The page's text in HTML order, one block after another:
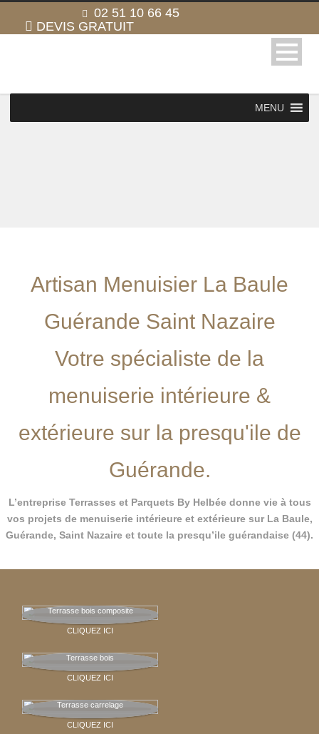
02 51 10 66 45
DEVIS GRATUIT
MENU
Artisan Menuisier La Baule
Guérande Saint Nazaire
Votre spécialiste de la
menuiserie intérieure &
extérieure sur la presqu'ile de
Guérande.
L’entreprise Terrasses et Parquets By Helbée donne vie à tous
vos projets de menuiserie intérieure et extérieure sur La Baule,
Guérande, Saint Nazaire et toute la presqu’ile guérandaise (44).
Terrasse bois composite
CLIQUEZ ICI
Terrasse bois
CLIQUEZ ICI
Terrasse carrelage
CLIQUEZ ICI